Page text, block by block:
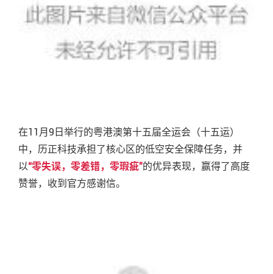
在11月9日举行的粤港澳第十五届全运会（十五运）
中，历正科技承担了核心区的低空安全保障任务，并
以“零失误，零差错，零瑕疵”的优异表现，赢得了高度
赞誉，收到官方感谢信。